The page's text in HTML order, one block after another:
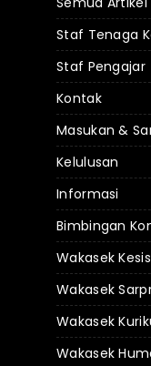
Staf Tenaga
Staf Pengajar
Kontak
Masukan &
Kelulusan
Informasi
Bimbingan
Wakasek
Wakasek
Wakasek
Wakasek